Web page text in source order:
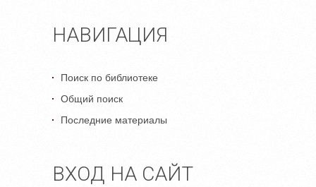
НАВИГАЦИЯ
Поиск по библиотеке
Общий поиск
Последние материалы
ВХОД НА САЙТ